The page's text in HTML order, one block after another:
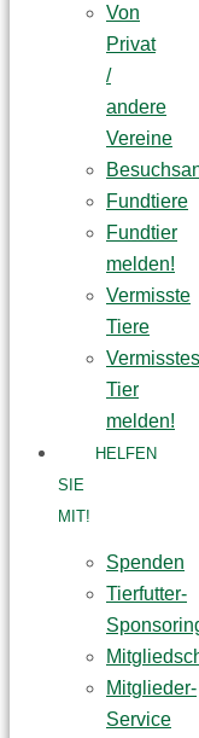
Von
Privat
/
andere
Vereine
Fundtiere
Fundtier
melden!
Vermisste
Tiere
Vermisstes
Tier
melden!
HELFEN
SIE
MIT!
Spenden
Tierfutter-
Mitglieder-
Service